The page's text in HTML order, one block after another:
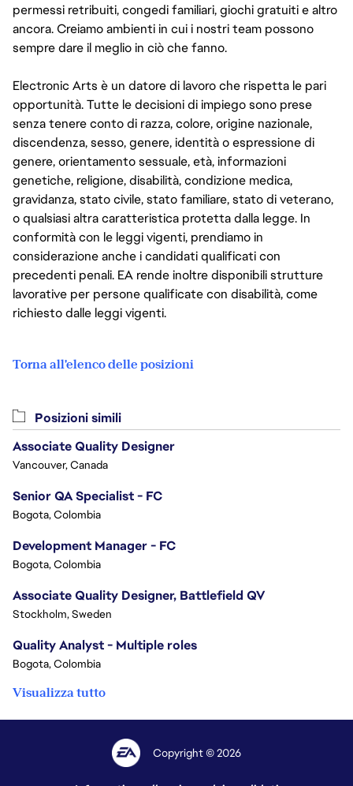
permessi retribuiti, congedi familiari, giochi gratuiti e altro
ancora. Creiamo ambienti in cui i nostri team possono
sempre dare il meglio in ciò che fanno.
Electronic Arts è un datore di lavoro che rispetta le pari
opportunità. Tutte le decisioni di impiego sono prese
senza tenere conto di razza, colore, origine nazionale,
discendenza, sesso, genere, identità o espressione di
genere, orientamento sessuale, età, informazioni
genetiche, religione, disabilità, condizione medica,
gravidanza, stato civile, stato familiare, stato di veterano,
o qualsiasi altra caratteristica protetta dalla legge. In
conformità con le leggi vigenti, prendiamo in
considerazione anche i candidati qualificati con
precedenti penali. EA rende inoltre disponibili strutture
lavorative per persone qualificate con disabilità, come
richiesto dalle leggi vigenti.
Torna all'elenco delle posizioni
Posizioni simili
Associate Quality Designer
Vancouver, Canada
Senior QA Specialist - FC
Bogota, Colombia
Development Manager - FC
Bogota, Colombia
Associate Quality Designer, Battlefield QV
Stockholm, Sweden
Quality Analyst - Multiple roles
Bogota, Colombia
Visualizza tutto
Copyright © 2026